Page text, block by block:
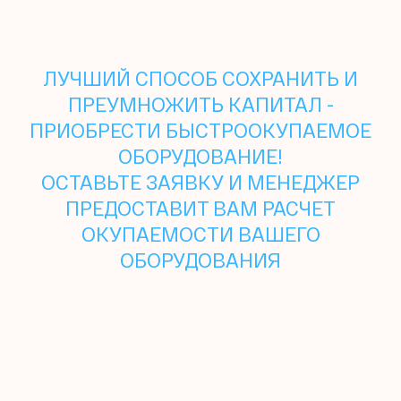
ЛУЧШИЙ СПОСОБ СОХРАНИТЬ И
ПРЕУМНОЖИТЬ КАПИТАЛ -
ПРИОБРЕСТИ БЫСТРООКУПАЕМОЕ
ОБОРУДОВАНИЕ!
ОСТАВЬТЕ ЗАЯВКУ И МЕНЕДЖЕР
ПРЕДОСТАВИТ ВАМ РАСЧЕТ
ОКУПАЕМОСТИ ВАШЕГО
ОБОРУДОВАНИЯ